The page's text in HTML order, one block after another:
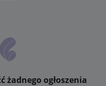
żadnego ogłoszenia